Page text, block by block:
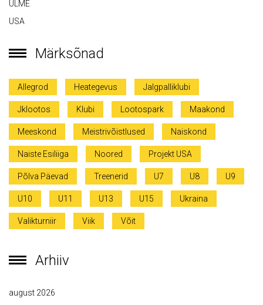
ULME
USA
Märksõnad
Allegrod Heategevus Jalgpalliklubi
Jklootos Klubi Lootospark Maakond
Meeskond Meistrivõistlused Naiskond
Naiste Esiliiga Noored Projekt USA
Põlva Päevad Treenerid U7 U8 U9
U10 U11 U13 U15 Ukraina
Valikturniir Viik Võit
Arhiiv
august 2026